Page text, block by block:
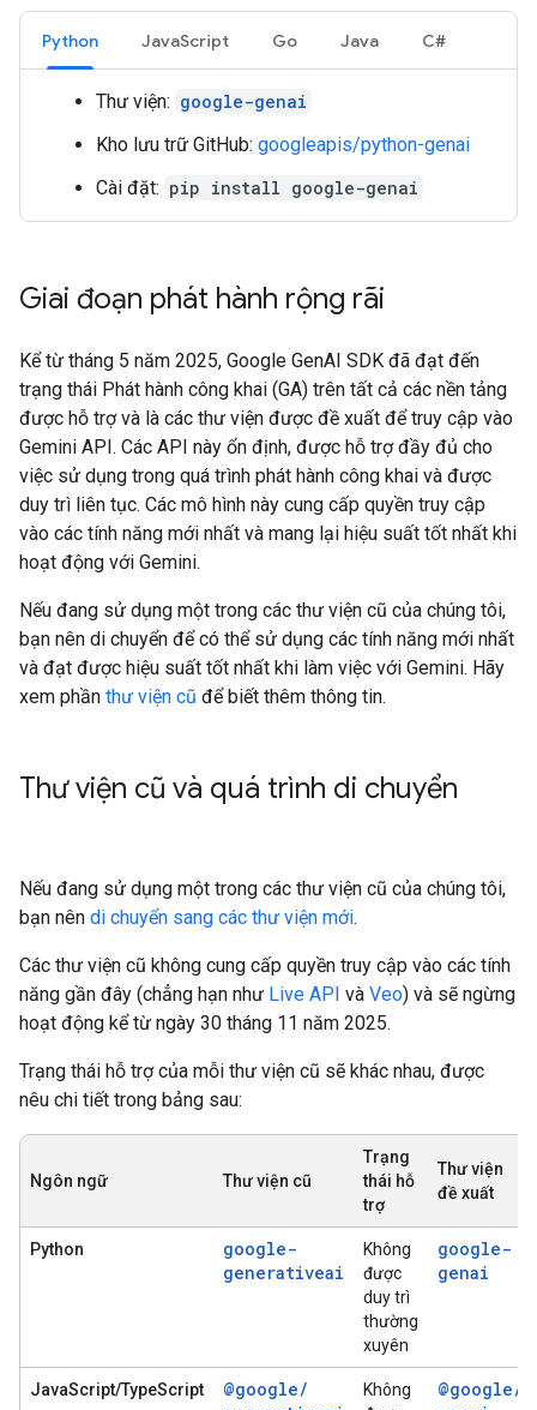
Python JavaScript Go Java C#
Thư viện: google-genai
Kho lưu trữ GitHub: googleapis/python-genai
Cài đặt: pip install google-genai
Giai đoạn phát hành rộng rãi
Kể từ tháng 5 năm 2025, Google GenAI SDK đã đạt đến
trạng thái Phát hành công khai (GA) trên tất cả các nền tảng
được hỗ trợ và là các thư viện được đề xuất để truy cập vào
Gemini API. Các API này ổn định, được hỗ trợ đầy đủ cho
việc sử dụng trong quá trình phát hành công khai và được
duy trì liên tục. Các mô hình này cung cấp quyền truy cập
vào các tính năng mới nhất và mang lại hiệu suất tốt nhất khi
hoạt động với Gemini.
Nếu đang sử dụng một trong các thư viện cũ của chúng tôi,
bạn nên di chuyển để có thể sử dụng các tính năng mới nhất
và đạt được hiệu suất tốt nhất khi làm việc với Gemini. Hãy
xem phần thư viện cũ để biết thêm thông tin.
Thư viện cũ và quá trình di chuyển
Nếu đang sử dụng một trong các thư viện cũ của chúng tôi,
bạn nên di chuyển sang các thư viện mới.
Các thư viện cũ không cung cấp quyền truy cập vào các tính
năng gần đây (chẳng hạn như Live API và Veo) và sẽ ngừng
hoạt động kể từ ngày 30 tháng 11 năm 2025.
Trạng thái hỗ trợ của mỗi thư viện cũ sẽ khác nhau, được
nêu chi tiết trong bảng sau:
Ngôn ngữ Thư viện cũ
Trạng
thái hỗ
trợ
Thư viện
đề xuất
Python
google-
generativeai
Không
được
duy trì
thường
xuyên
google-
genai
JavaScript/TypeScript @google/
Không
@google/